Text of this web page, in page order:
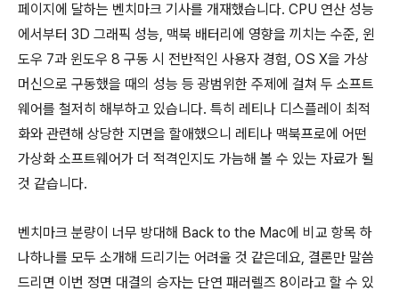
페이지에 달하는 벤치마크 기사를 개재했습니다. CPU 연산 성능
에서부터 3D 그래픽 성능, 맥북 배터리에 영향을 끼치는 수준, 윈
도우 7과 윈도우 8 구동 시 전반적인 사용자 경험, OS X을 가상
머신으로 구동했을 때의 성능 등 광범위한 주제에 걸쳐 두 소프트
웨어를 철저히 해부하고 있습니다. 특히 레티나 디스플레이 최적
화와 관련해 상당한 지면을 할애했으니 레티나 맥북프로에 어떤
가상화 소프트웨어가 더 적격인지도 가늠해 볼 수 있는 자료가 될
것 같습니다.
벤치마크 분량이 너무 방대해 Back to the Mac에 비교 항목 하
나하나를 모두 소개해 드리기는 어려울 것 같은데요, 결론만 말씀
드리면 이번 정면 대결의 승자는 단연 패러렐즈 8이라고 할 수 있